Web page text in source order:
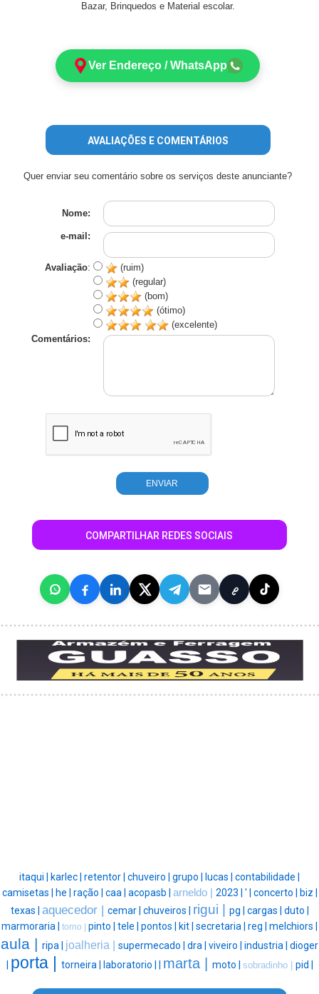
Bazar, Brinquedos e Material escolar.
Ver Endereço / WhatsApp
AVALIAÇÕES E COMENTÁRIOS
Quer enviar seu comentário sobre os serviços deste anunciante?
Nome:
e-mail:
Avaliação:
(ruim)
(regular)
(bom)
(ótimo)
(excelente)
Comentários:
COMPARTILHAR REDES SOCIAIS
itaqui | karlec | retentor | chuveiro | grupo | lucas | contabilidade |
camisetas |
he | ração | caa | acopasb | arneldo | 2023 | ' | concerto |
biz |
texas | aquecedor | cemar | chuveiros | rigui | pg | cargas | duto |
marmoraria | torno | pinto | tele | pontos | kit | secretaria | reg | melchiors |
aula | ripa | joalheria | supermecado | dra | viveiro | industria | dioger
porta | torneira | laboratorio | marta | moto | sobradinho | pid |